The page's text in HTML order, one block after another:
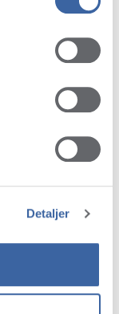
Detaljer